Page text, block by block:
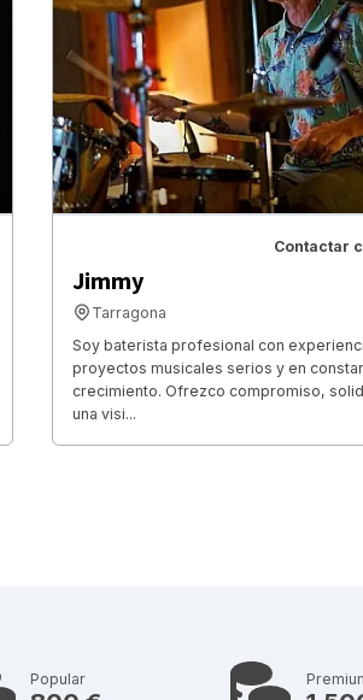
Contactar
Jimmy
Tarragona
Soy baterista profesional con
proyectos musicales serios y en
crecimiento. Ofrezco compromiso,
una visi...
Popular